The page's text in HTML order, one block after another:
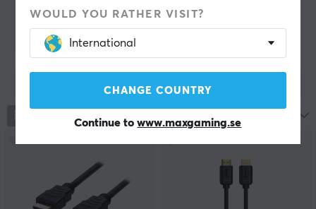
WOULD YOU RATHER VISIT?
International
CHANGE COUNTRY
Continue towww.maxgaming.se
Nätverkskabel USB Hubb USB kabel
Adaptrar Kabelsortering
Mest populära